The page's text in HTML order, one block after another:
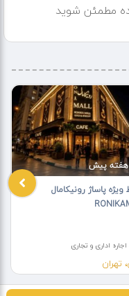
مطمئن شوید
ویژه پاساژ رونیکامال
اجاره اداری و تجاری
تهران